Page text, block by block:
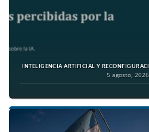
INTELIGENCIA ARTIFICIAL Y
5 agosto, 2026